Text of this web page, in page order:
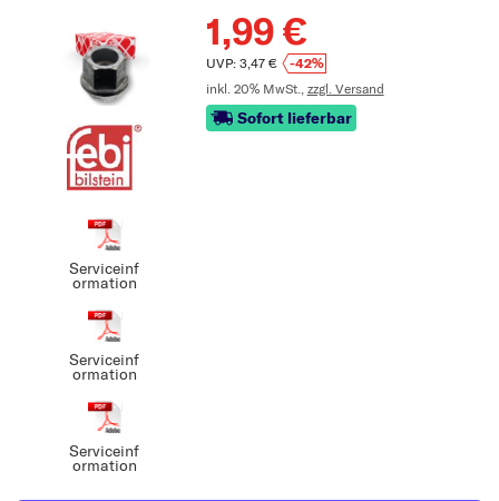
Serviceinf
ormation
Serviceinf
ormation
Serviceinf
ormation
1,99 €
UVP: 3,47 €
-42%
inkl. 20% MwSt., zzgl. Versand
Sofort lieferbar